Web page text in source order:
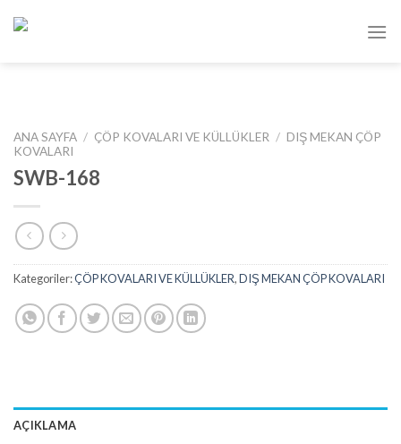
ANA SAYFA / ÇÖP KOVALARI VE KÜLLÜKLER / DIŞ MEKAN ÇÖP
KOVALARI
SWB-168
Kategoriler:ÇÖP KOVALARI VE KÜLLÜKLER,DIŞ MEKAN ÇÖP KOVALARI
AÇIKLAMA